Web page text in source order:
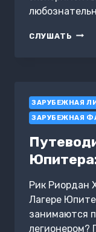
СЛУШАТЬ СОС!
ЗАРУБЕЖНАЯ
ЗАРУБЕЖНАЯ
Рик Риордан
Лагере
занимаются
легионером?